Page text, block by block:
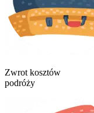
Zwrot kosztów
podróży